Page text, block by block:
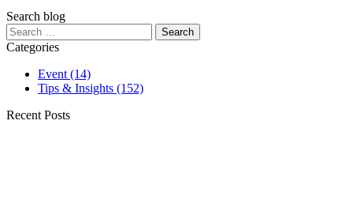
Search blog
Search
for:
Categories
Event (14)
Tips & Insights (152)
Recent Posts